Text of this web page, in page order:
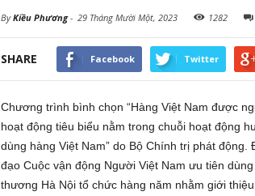
ByKiều Phương- 29 Tháng Mười Một, 2023 1282
SHARE Facebook Twitter
Chương trình bình chọn “Hàng Việt Nam được
hoạt động tiêu biểu nằm trong chuỗi hoạt động
dùng hàng Việt Nam” do Bộ Chính trị phát
đạo Cuộc vận động Người Việt Nam ưu tiên
thương Hà Nội tổ chức hàng năm nhằm giới